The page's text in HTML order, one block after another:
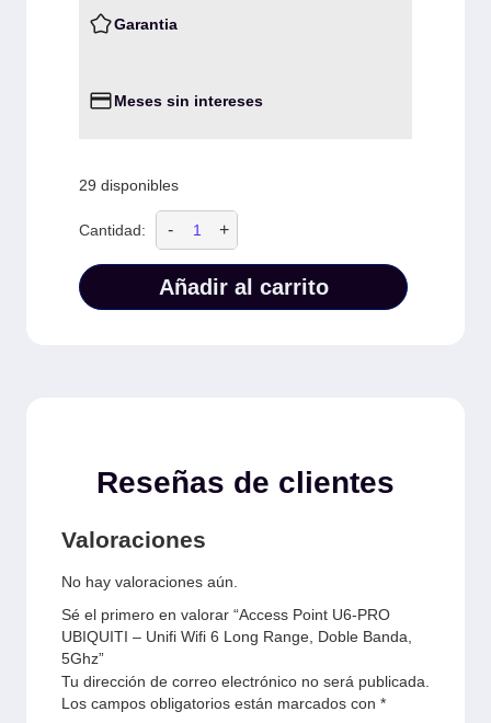
Garantia
Meses sin intereses
29 disponibles
Cantidad: - +
Añadir al carrito
Reseñas de clientes
Valoraciones
No hay valoraciones aún.
Sé el primero en valorar “Access Point U6-PRO
UBIQUITI – Unifi Wifi 6 Long Range, Doble Banda,
5Ghz”
Tu dirección de correo electrónico no será publicada.
Los campos obligatorios están marcados con *